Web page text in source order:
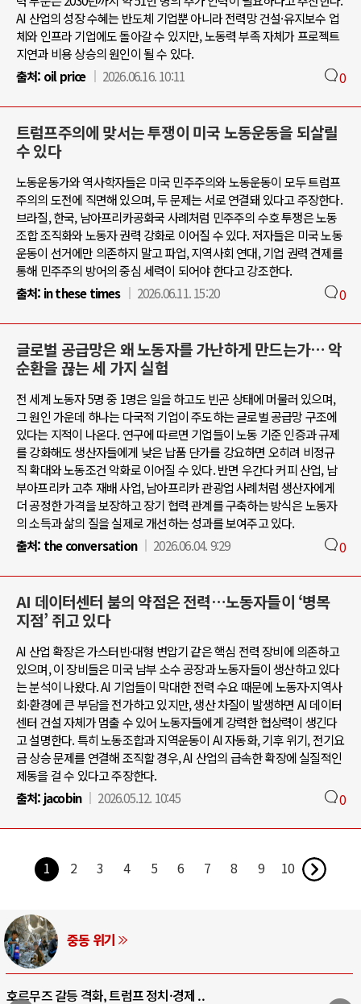
AI 산업의 성장 수혜는 반도체 기업뿐 아니라 전력망 건설·유지보수 업
체와 인프라 기업에도 돌아갈 수 있지만, 노동력 부족 자체가 프로젝트
지연과 비용 상승의 원인이 될 수 있다.
출처: oil price 2026.06.16. 10:11 0
트럼프주의에 맞서는 투쟁이 미국 노동운동을 되살릴
수 있다
노동운동가와 역사학자들은 미국 민주주의와 노동운동이 모두 트럼프
주의의 도전에 직면해 있으며, 두 문제는 서로 연결돼 있다고 주장한다.
브라질, 한국, 남아프리카공화국 사례처럼 민주주의 수호 투쟁은 노동
조합 조직화와 노동자 권력 강화로 이어질 수 있다. 저자들은 미국 노동
운동이 선거에만 의존하지 말고 파업, 지역사회 연대, 기업 권력 견제를
통해 민주주의 방어의 중심 세력이 되어야 한다고 강조한다.
출처: in these times 2026.06.11. 15:20 0
글로벌 공급망은 왜 노동자를 가난하게 만드는가… 악
순환을 끊는 세 가지 실험
전 세계 노동자 5명 중 1명은 일을 하고도 빈곤 상태에 머물러 있으며,
그 원인 가운데 하나는 다국적 기업이 주도하는 글로벌 공급망 구조에
있다는 지적이 나온다. 연구에 따르면 기업들이 노동 기준 인증과 규제
를 강화해도 생산자들에게 낮은 납품 단가를 강요하면 오히려 비정규
직 확대와 노동조건 악화로 이어질 수 있다. 반면 우간다 커피 산업, 남
부아프리카 고추 재배 사업, 남아프리카 관광업 사례처럼 생산자에게
더 공정한 가격을 보장하고 장기 협력 관계를 구축하는 방식은 노동자
의 소득과 삶의 질을 실제로 개선하는 성과를 보여주고 있다.
출처: the conversation 2026.06.04. 9:29 0
AI 데이터센터 붐의 약점은 전력…노동자들이 ‘병목
지점’ 쥐고 있다
AI 산업 확장은 가스터빈·대형 변압기 같은 핵심 전력 장비에 의존하고
있으며, 이 장비들은 미국 남부 소수 공장과 노동자들이 생산하고 있다
는 분석이 나왔다. AI 기업들이 막대한 전력 수요 때문에 노동자·지역사
회·환경에 큰 부담을 전가하고 있지만, 생산 차질이 발생하면 AI 데이터
센터 건설 자체가 멈출 수 있어 노동자들에게 강력한 협상력이 생긴다
고 설명한다. 특히 노동조합과 지역운동이 AI 자동화, 기후 위기, 전기요
금 상승 문제를 연결해 조직할 경우, AI 산업의 급속한 확장에 실질적인
제동을 걸 수 있다고 주장한다.
출처: jacobin 2026.05.12. 10:45 0
1 2 3 4 5 6 7 8 9 10
중동 위기
호르무즈 갈등 격화, 트럼프 정치·경제 ..